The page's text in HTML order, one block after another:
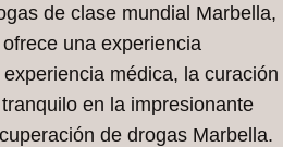
de clase mundial Marbella,
una experiencia
médica, la curación
en la impresionante
de drogas Marbella.